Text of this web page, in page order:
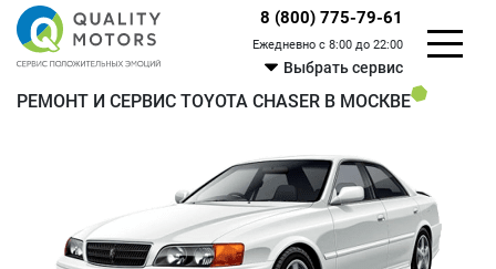
8 (800) 775-79-61
Ежедневно с 8:00 до 22:00
Выбрать сервис
РЕМОНТ И СЕРВИС TOYOTA CHASER В МОСКВЕ